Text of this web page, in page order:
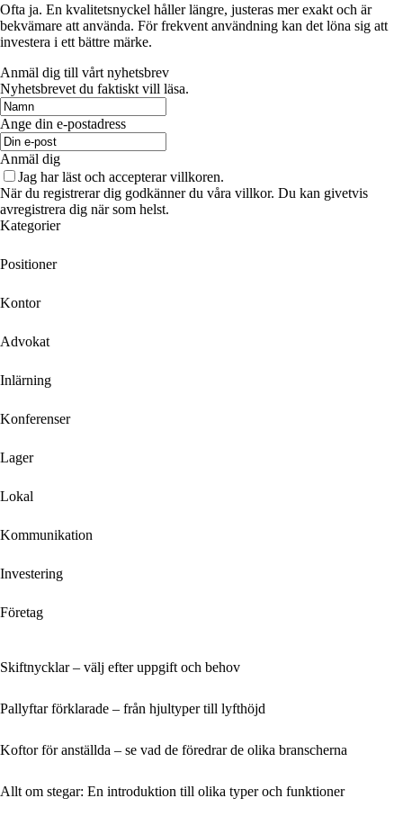
Ofta ja. En kvalitetsnyckel håller längre, justeras mer exakt och är
bekvämare att använda. För frekvent användning kan det löna sig att
investera i ett bättre märke.
Anmäl dig till vårt nyhetsbrev
Nyhetsbrevet du faktiskt vill läsa.
Ange din e-postadress
Anmäl dig
Jag har läst och accepterar villkoren.
När du registrerar dig godkänner du våra villkor. Du kan givetvis
avregistrera dig när som helst.
Kategorier
Positioner
Kontor
Advokat
Inlärning
Konferenser
Lager
Lokal
Kommunikation
Investering
Företag
Skiftnycklar – välj efter uppgift och behov
Pallyftar förklarade – från hjultyper till lyfthöjd
Koftor för anställda – se vad de föredrar de olika branscherna
Allt om stegar: En introduktion till olika typer och funktioner